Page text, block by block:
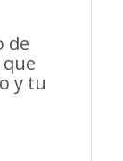
de
y tu